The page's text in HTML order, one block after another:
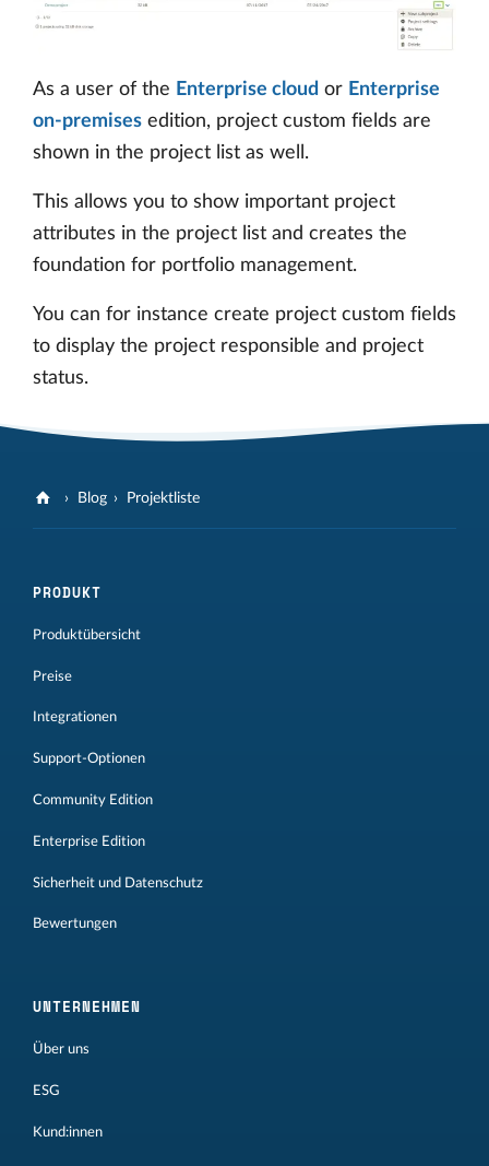
As a user of the Enterprise cloud or Enterprise
on-premises edition, project custom fields are
shown in the project list as well.
This allows you to show important project
attributes in the project list and creates the
foundation for portfolio management.
You can for instance create project custom fields
to display the project responsible and project
status.
Blog Projektliste
PRODUKT
Produktübersicht
Preise
Integrationen
Support-Optionen
Community Edition
Enterprise Edition
Sicherheit und Datenschutz
Bewertungen
UNTERNEHMEN
Über uns
ESG
Kund:innen